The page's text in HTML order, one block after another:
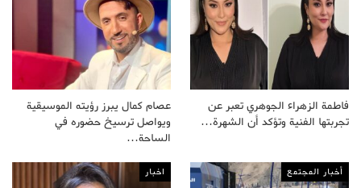
فاطمة الزهراء الجوهري تعبر عن
تجربتها الفنية وتؤكد أن الشهرة…
عصام كمال يبرز رؤيته الموسيقية
ويواصل ترسيخ حضوره في
الساحة…
أخبار المجتمع اخبار